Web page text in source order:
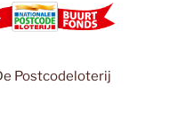
Postcodeloterij